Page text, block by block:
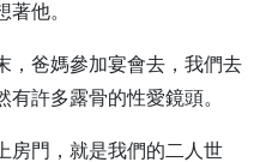
他。
，爸媽參加宴會去，我們去
許多露骨的性愛鏡頭。
房門，就是我們的二人世